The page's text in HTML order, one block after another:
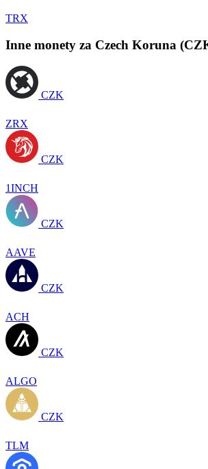
TRX
Inne monety za Czech Koruna
CZK
ZRX
CZK
1INCH
CZK
AAVE
CZK
ACH
CZK
ALGO
CZK
TLM